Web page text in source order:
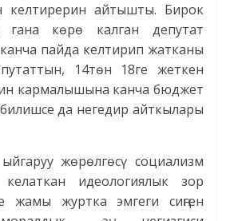
келтирерин айтышты. Бирок
гана көрө калган депутат
пайда келтирип жатканы
14төн 18ге жеткен
кармалышына канча бюджет
да негедир айткылары
жөрөлгөсү социализм
идеологиялык зор
жамы журтка эмгеги сиңген